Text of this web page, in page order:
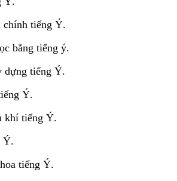
chính tiếng Ý.
bằng tiếng ý.
dựng tiếng Ý.
Ý.
khí tiếng Ý.
Ý.
tiếng Ý.